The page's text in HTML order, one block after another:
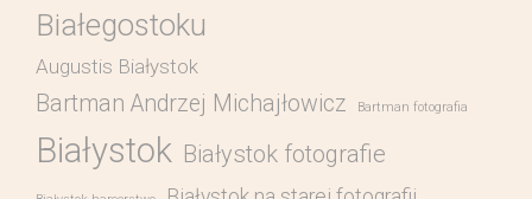
Białegostoku
Augustis Białystok
Bartman Andrzej Michajłowicz Bartman fotografia
Białystok Białystok fotografie